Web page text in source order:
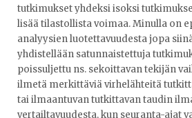
tutkimukset yhdeksi isoksi
lisää tilastollista voimaa. Minulla on
analyysien luotettavuudesta jopa
yhdistellään satunnaistettuja
poissuljettu ns. sekoittavan tekijän
ilmetä merkittäviä virhelähteitä
tai ilmaantuvan tutkittavan taudin
vertailtavuudesta, kun seuranta-ajat